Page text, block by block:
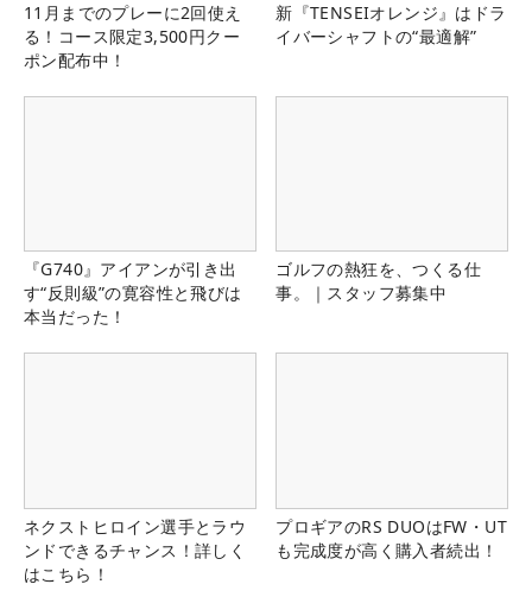
11月までのプレーに2回使え
る！コース限定3,500円クー
ポン配布中！
新『TENSEIオレンジ』はドラ
イバーシャフトの“最適解”
『G740』アイアンが引き出
す“反則級”の寛容性と飛びは
本当だった！
ゴルフの熱狂を、つくる仕
事。｜スタッフ募集中
ネクストヒロイン選手とラウ
ンドできるチャンス！詳しく
はこちら！
プロギアのRS DUOはFW・UT
も完成度が高く購入者続出！